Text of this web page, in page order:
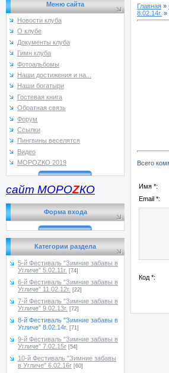
Меню сайта
Новости клуба
О клубе
Документы клуба
Гимн клуба
Фотоальбомы
Наши достижения и на...
Наши богатыри
Гостевая книга
Обратная связь
Форум
Ссылки
Пингвины веселятся
Видео
МОРОZКО 2019
сайт МОРОZКО
Форма входа
Категории раздела
5-й Фестиваль "Зимние забавы в
Угличе" 5.02.11г. [74]
6-й Фестиваль "Зимние забавы в
Угличе" 11.02.12г. [22]
7-й Фестиваль "Зимние забавы в
Угличе" 9.02.13г. [72]
8-й Фестиваль "Зимние забавы в
Угличе" 8.02.14г. [71]
9-й Фестиваль "Зимние забавы в
Угличе" 7.02.15г [54]
10-й Фестиваль "Зимние забавы
в Угличе" 6.02.16г [60]
Главная »
8.02.14г. »
Всего
Имя *:
Email *:
Код *: